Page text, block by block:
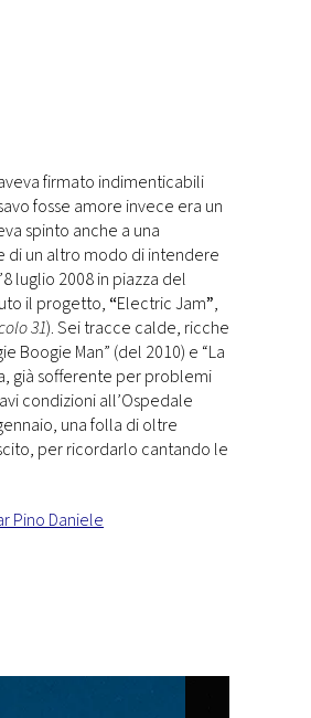
firmato indimenticabili
fosse amore invece era un
spinto anche a una
di un altro modo di intendere
luglio 2008 in piazza del
il progetto, “Electric Jam”,
31). Sei tracce calde, ricche
Boogie Man” (del 2010) e “La
già sofferente per problemi
condizioni all’Ospedale
una folla di oltre
per ricordarlo cantando le
Pino Daniele